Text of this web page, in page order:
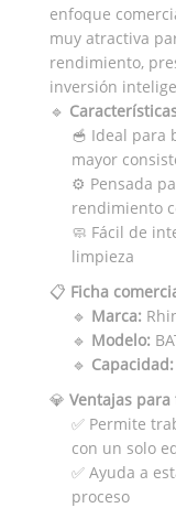
enfoque
muy atractiva
rendimiento,
inversión
🔹
🥣 Ideal para
mayor
⚙️ Pensada
rendimiento
🧼 Fácil de
limpieza
📋 Ficha
🔹 Marca:
🔹 Modelo:
🔹 Capacidad:
💎 Ventajas
✅ Permite
con un solo
✅ Ayuda a
proceso